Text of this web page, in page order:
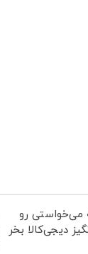
می‌خواستی رو
دیجی‌کالا بخر